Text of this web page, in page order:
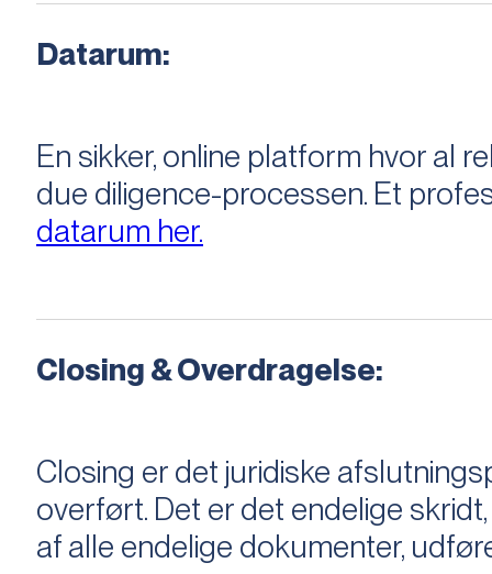
Datarum:
En sikker, online platform hvor al
due diligence-processen. Et
datarum her.
Closing & Overdragelse:
Closing er det juridiske
overført. Det er det endelige
af alle endelige dokumenter,